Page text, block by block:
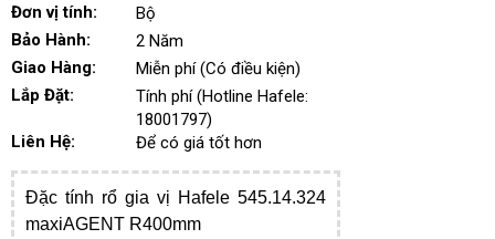
Đơn vị tính:
Bộ
Bảo Hành:
2 Năm
Giao Hàng:
Miễn phí (Có điều kiện)
Lắp Đặt:
Tính phí (Hotline Hafele:
18001797)
Liên Hệ:
Để có giá tốt hơn
Đặc tính rổ gia vị Hafele 545.14.324
maxiAGENT R400mm